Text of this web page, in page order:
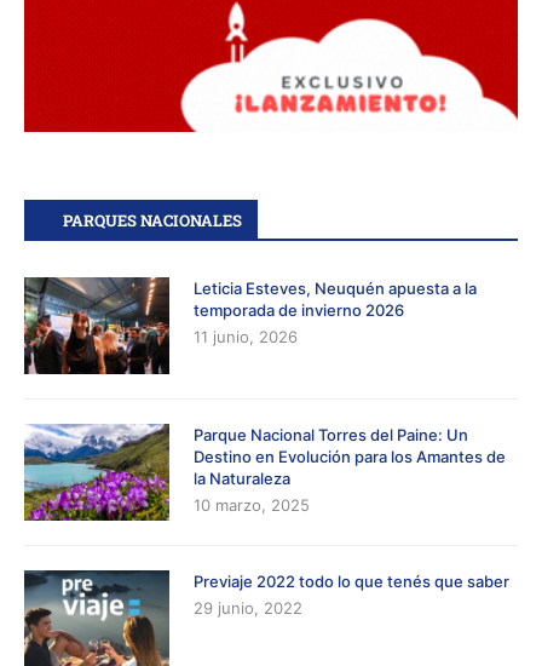
PARQUES NACIONALES
Leticia Esteves, Neuquén apuesta a la
temporada de invierno 2026
11 junio, 2026
Parque Nacional Torres del Paine: Un
Destino en Evolución para los Amantes de
la Naturaleza
10 marzo, 2025
Previaje 2022 todo lo que tenés que saber
29 junio, 2022